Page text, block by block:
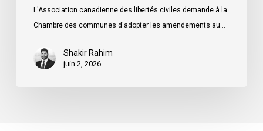
cautionL'Association canadienne des libertés civiles demande à la
Chambre des communes d'adopter les amendements au…
Shakir Rahim
juin 2, 2026